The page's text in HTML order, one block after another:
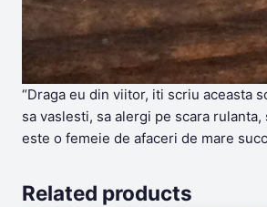
“Draga eu din viitor, iti scriu aceasta
sa vaslesti, sa alergi pe scara
este o femeie de afaceri de mare
Related products